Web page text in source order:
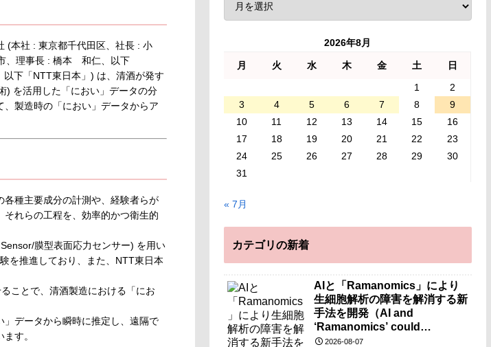
(本社 : 東京都千代田区、社長 : 小
、理事長 : 橋本 和仁、以下
下「NTT東日本」) は、清酒が発す
を活用した「におい」データの分
製造時の「におい」データからア
種主要成分の計測や、経験者らが
それらの工程を、効率的かつ衛生的
膜型表面応力センサー) を用い
を推進しており、また、NTT東日本
ことで、清酒製造における「にお
データから瞬時に推定し、遠隔で
す。
2026年8月
月 火 水 木 金 土
日
1
2
3
4 5 6 7 8
9
10
11 12 13 14 15
16
17
18 19 20 21 22
23
24
25 26 27 28 29
30
31
« 7月
カテゴリの新着
AIと「Ramanomics」により
生細胞解析の障害を解消する新
手法を開発（AI and
‘Ramanomics’ could
eliminate a major obstacle to
2026-08-07